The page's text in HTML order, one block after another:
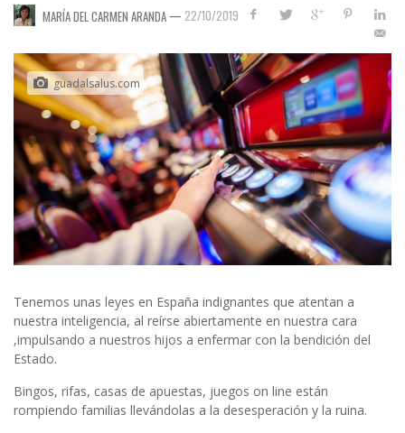
MARÍA DEL CARMEN ARANDA — 22/10/2019
guadalsalus.com
Tenemos unas leyes en España indignantes que atentan a
nuestra inteligencia, al reírse abiertamente en nuestra cara
,impulsando a nuestros hijos a enfermar con la bendición del
Estado.
Bingos, rifas, casas de apuestas, juegos on line están
rompiendo familias llevándolas a la desesperación y la ruina.